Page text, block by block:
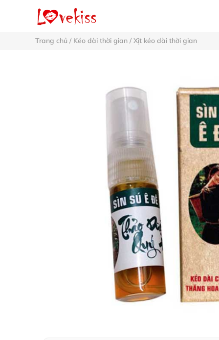
Trang chủ / Kéo dài thời gian / Xịt kéo dài thời gian